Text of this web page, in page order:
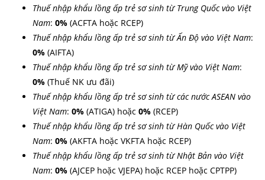
Thuế nhập khẩu lồng ấp trẻ sơ sinh từ Trung Quốc vào Việt
Nam: 0% (ACFTA hoặc RCEP)
Thuế nhập khẩu lồng ấp trẻ sơ sinh từ Ấn Độ vào Việt Nam:
0% (AIFTA)
Thuế nhập khẩu lồng ấp trẻ sơ sinh từ Mỹ vào Việt Nam:
0% (Thuế NK ưu đãi)
Thuế nhập khẩu lồng ấp trẻ sơ sinh từ các nước ASEAN vào
Việt Nam: 0% (ATIGA) hoặc 0% (RCEP)
Thuế nhập khẩu lồng ấp trẻ sơ sinh từ Hàn Quốc vào Việt
Nam: 0% (AKFTA hoặc VKFTA hoặc RCEP)
Thuế nhập khẩu lồng ấp trẻ sơ sinh từ Nhật Bản vào Việt
Nam: 0% (AJCEP hoặc VJEPA) hoặc RCEP hoặc CPTPP)